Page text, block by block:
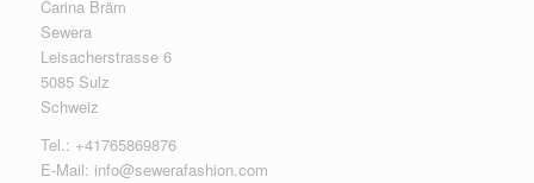
Carina Bräm
Sewera
Leisacherstrasse 6
5085 Sulz
Schweiz
Tel.: +41765869876
E-Mail: info@sewerafashion.com